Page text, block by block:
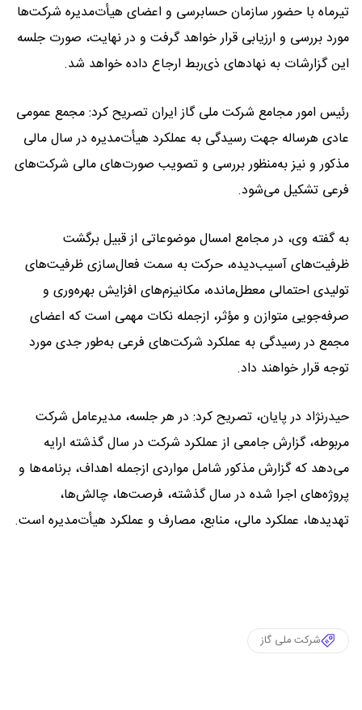
تیرماه با حضور سازمان حسابرسی و اعضای هیأت‌مدیره شرکت‌ها
مورد بررسی و ارزیابی قرار خواهد گرفت و در نهایت، صورت جلسه
این گزارشات به نهادهای ذی‌ربط ارجاع داده خواهد شد.
رئیس امور مجامع شرکت ملی گاز ایران تصریح کرد: مجمع عمومی
عادی هرساله جهت رسیدگی به عملکرد هیأت‌مدیره در سال مالی
مذکور و نیز به‌منظور بررسی و تصویب صورت‌های مالی شرکت‌های
فرعی تشکیل می‌شود.
به گفته وی، در مجامع امسال موضوعاتی از قبیل برگشت
ظرفیت‌های آسیب‌دیده، حرکت به سمت فعال‌سازی ظرفیت‌های
تولیدی احتمالی معطل‌مانده، مکانیزم‌های افزایش بهره‌وری و
صرفه‌جویی متوازن و مؤثر، ازجمله نکات مهمی است که اعضای
مجمع در رسیدگی به عملکرد شرکت‌های فرعی به‌طور جدی مورد
توجه قرار خواهند داد.
حیدرنژاد در پایان، تصریح کرد: در هر جلسه، مدیرعامل شرکت
مربوطه، گزارش جامعی از عملکرد شرکت در سال گذشته ارایه
می‌دهد که گزارش مذکور شامل مواردی ازجمله اهداف، برنامه‌ها و
پروژه‌های اجرا شده در سال گذشته، فرصت‌ها، چالش‌ها،
تهدیدها، عملکرد مالی، منابع، مصارف و عملکرد هیأت‌مدیره است.
شرکت ملی گاز